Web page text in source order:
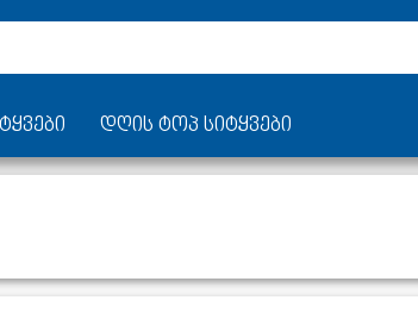
დღის ტოპ სიტყვები